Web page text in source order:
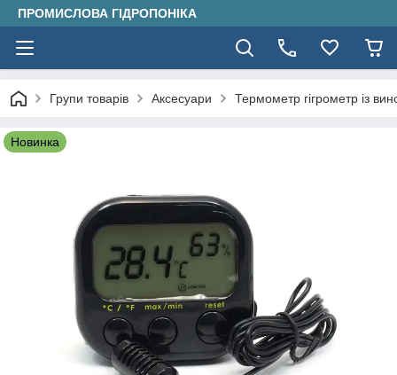
ПРОМИСЛОВА ГІДРОПОНІКА
Групи товарів Аксесуари Термометр гігрометр із
Новинка